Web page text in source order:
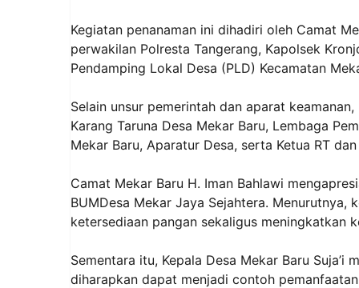
Kegiatan penanaman ini dihadiri oleh Camat
perwakilan Polresta Tangerang, Kapolsek
Pendamping Lokal Desa (PLD) Kecamatan
Selain unsur pemerintah dan aparat
Karang Taruna Desa Mekar Baru, Lembaga
Mekar Baru, Aparatur Desa, serta Ketua RT
Camat Mekar Baru H. Iman Bahlawi
BUMDesa Mekar Jaya Sejahtera.
ketersediaan pangan sekaligus meningkatkan
Sementara itu, Kepala Desa Mekar Baru
diharapkan dapat menjadi contoh